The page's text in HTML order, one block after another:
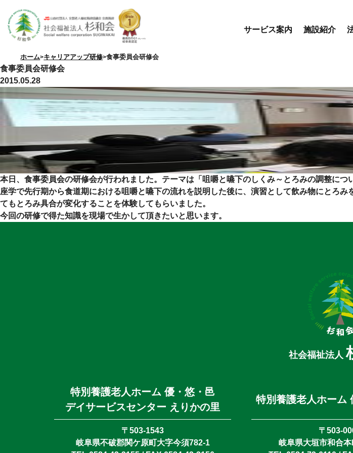
サービス案内 施設紹介
特別養護老人ホーム
優・悠・邑
デイサービスセンター
えりかの里
特別養
優・
ホーム キャリアアップ研修 食事委員会研修会
食事委員会研修会
2015.05.28
本日、食事委員会の研修会が行われました。テーマは「咀嚼と嚥下のしくみ～とろみの調整につ
座学で先行期から食道期における咀嚼と嚥下の流れを説明した後に、演習として飲み物にとろ
てもとろみ具合が変化することを体験してもらいました。
今回の研修で得た知識を現場で生かして頂きたいと思います。
社会福祉法人
特別養護老人ホーム 優・悠・邑
デイサービスセンター えりかの里
〒503-1543
岐阜県不破郡関ケ原町大字今須782-1
特別養護老人ホーム
〒503-
岐阜県大垣市和合